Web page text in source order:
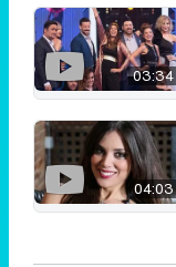
03:34
04:03